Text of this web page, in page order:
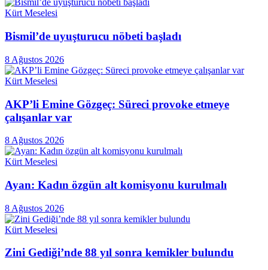
Kürt Meselesi
Bismil’de uyuşturucu nöbeti başladı
8 Ağustos 2026
Kürt Meselesi
AKP’li Emine Gözgeç: Süreci provoke etmeye
çalışanlar var
8 Ağustos 2026
Kürt Meselesi
Ayan: Kadın özgün alt komisyonu kurulmalı
8 Ağustos 2026
Kürt Meselesi
Zini Gediği’nde 88 yıl sonra kemikler bulundu